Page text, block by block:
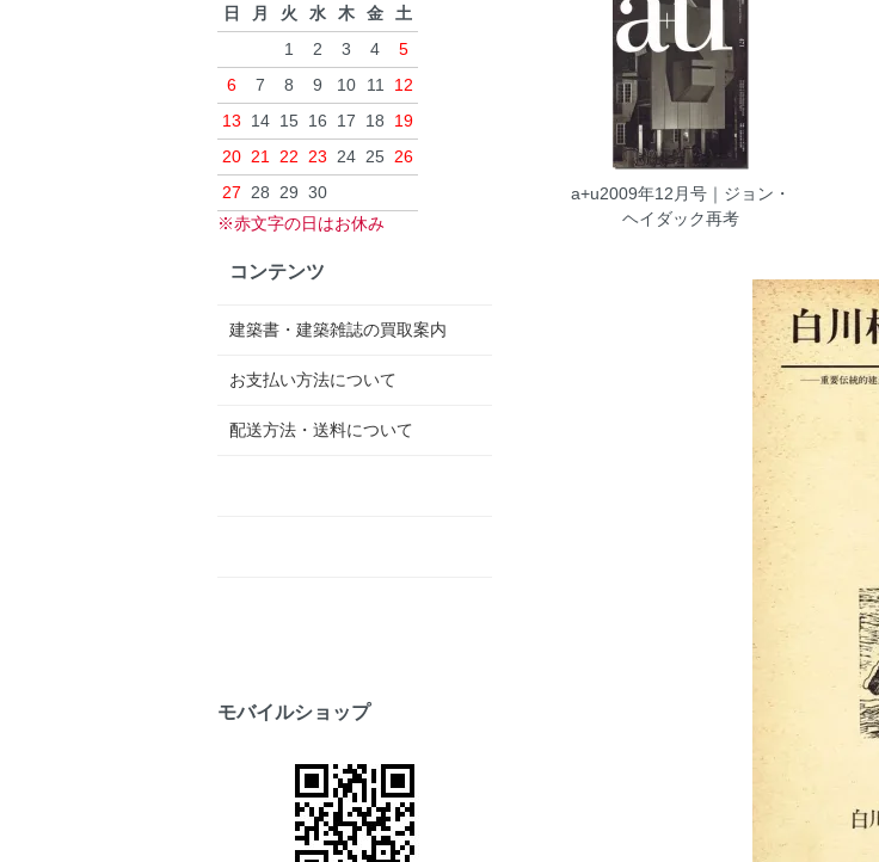
a+u2009年12月号｜ジョン・
ヘイダック再考
日
月 火 水 木 金
土
1
2 3 4
5
6
7 8 9 10 11
12
13
14 15 16 17 18
19
20 21 22 23 24 25 26
27 28 29 30
※赤文字の日はお休み
コンテンツ
建築書・建築雑誌の買取案内
お支払い方法について
配送方法・送料について
モバイルショップ